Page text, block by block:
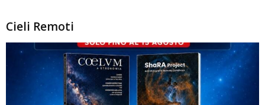
Cieli Remoti